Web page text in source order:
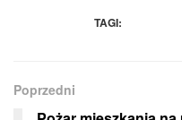
TAGI:
Poprzedni